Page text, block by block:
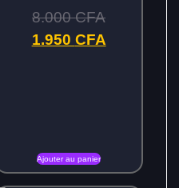
8.000CFA
1.950 CFA
Ajouter au panier